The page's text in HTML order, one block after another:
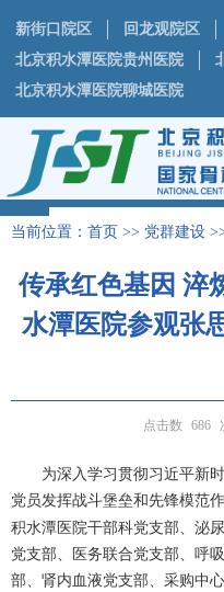
新街口院区 回龙观院区
北京积水潭医院贵州医院
北京积水潭医院聊城医院
当前位置： 首页 >> 党群建设
传承红色基因
水潭医院参观张
点击数 686
为深入学习贯彻习近平新
党员发挥战斗堡垒和先锋模范作
积水潭医院干部科党支部、 泌
党支部、医务联合党支部、 呼
部、肾内血液党支部、采购中